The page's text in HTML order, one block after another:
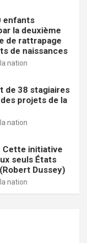
enfants
la deuxième
de rattrapage
de naissances
la nation
de 38 stagiaires
projets de la
la nation
Cette initiative
seuls États
Dussey)
la nation